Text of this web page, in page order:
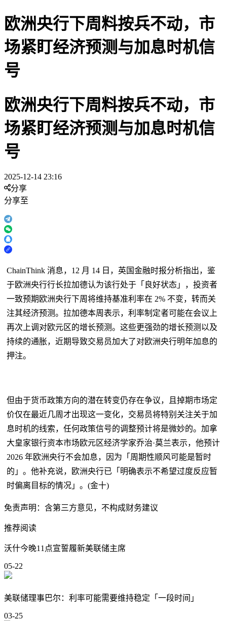
欧洲央行下周料按兵不动，市
场紧盯经济预测与加息时机信
号
欧洲央行下周料按兵不动，市
场紧盯经济预测与加息时机信
号
2025-12-14 23:16
分享
分享至
ChainThink 消息，12 月 14 日，英国金融时报分析指出，鉴
于欧洲央行行长拉加德认为该行处于「良好状态」，投资者
一致预期欧洲央行下周将维持基准利率在 2% 不变，转而关
注其经济预测。拉加德本周表示，利率制定者可能在会议上
再次上调对欧元区的增长预测。这些更强劲的增长预测以及
持续的通胀，近期导致交易员加大了对欧洲央行明年加息的
押注。
但由于货币政策方向的潜在转变仍存在争议，且掉期市场定
价仅在最近几周才出现这一变化，交易员将特别关注关于加
息时机的线索，任何政策信号的调整预计将是微妙的。加拿
大皇家银行资本市场欧元区经济学家乔治·莫兰表示，他预计
2026 年欧洲央行不会加息，因为「周期性顺风可能是暂时
的」。他补充说，欧洲央行已「明确表示不希望过度反应暂
时偏离目标的情况」。(金十)
免责声明：含第三方意见，不构成财务建议
推荐阅读
沃什今晚11点宣誓履新美联储主席
05-22
美联储理事巴尔：利率可能需要维持稳定「一段时间」
03-25